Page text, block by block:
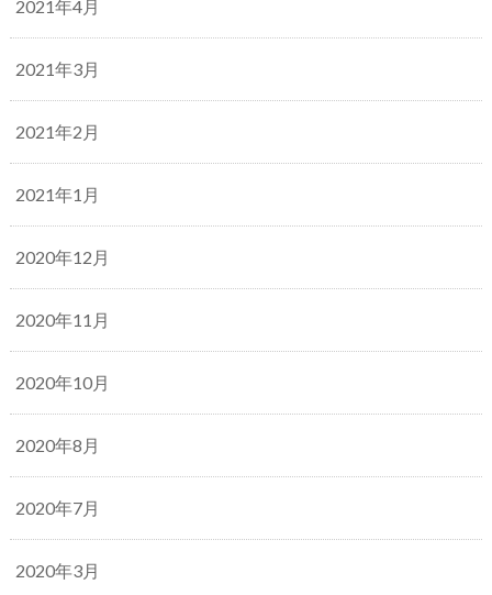
2021年4月
2021年3月
2021年2月
2021年1月
2020年12月
2020年11月
2020年10月
2020年8月
2020年7月
2020年3月